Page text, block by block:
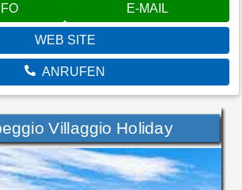
E-MAIL
WEB SITE
ANRUFEN
Villaggio Holiday